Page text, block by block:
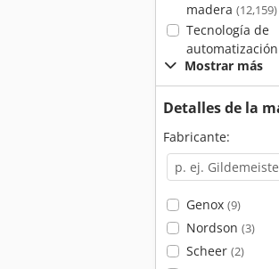
madera (12,159)
Tecnología de
automatización
Mostrar más
Detalles de la
Fabricante:
Genox (9)
Nordson (3)
Scheer (2)